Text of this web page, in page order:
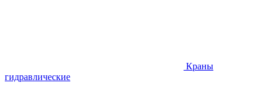
Краны
гидравлические